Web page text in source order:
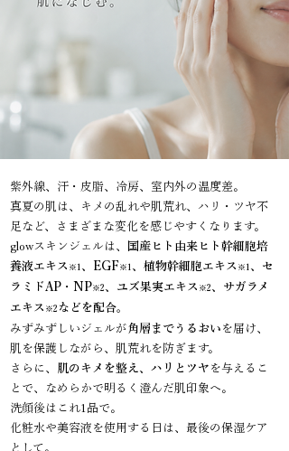
紫外線、汗・皮脂、冷房、室内外の温度差。
真夏の肌は、キメの乱れや肌荒れ、ハリ・ツヤ不
足など、さまざまな変化を感じやすくなります。
glowスキンジェルは、
国産ヒト由来ヒト幹細胞培
養液エキス ※1 、EGF※1 、植物幹細胞エキス ※1 、セ
ラミドAP・NP※2 、ユズ果実エキス ※2 、サガラメ
エキス ※2 などを配合。
みずみずしいジェルが角層までうるおい を届け、
肌を保護しながら、肌荒れを防ぎます。
さらに、 肌のキメを整え、ハリとツヤ を与えるこ
とで、なめらかで明るく澄んだ肌印象へ。
洗顔後はこれ1品で。
化粧水や美容液を使用する日は、最後の保湿ケア
として。